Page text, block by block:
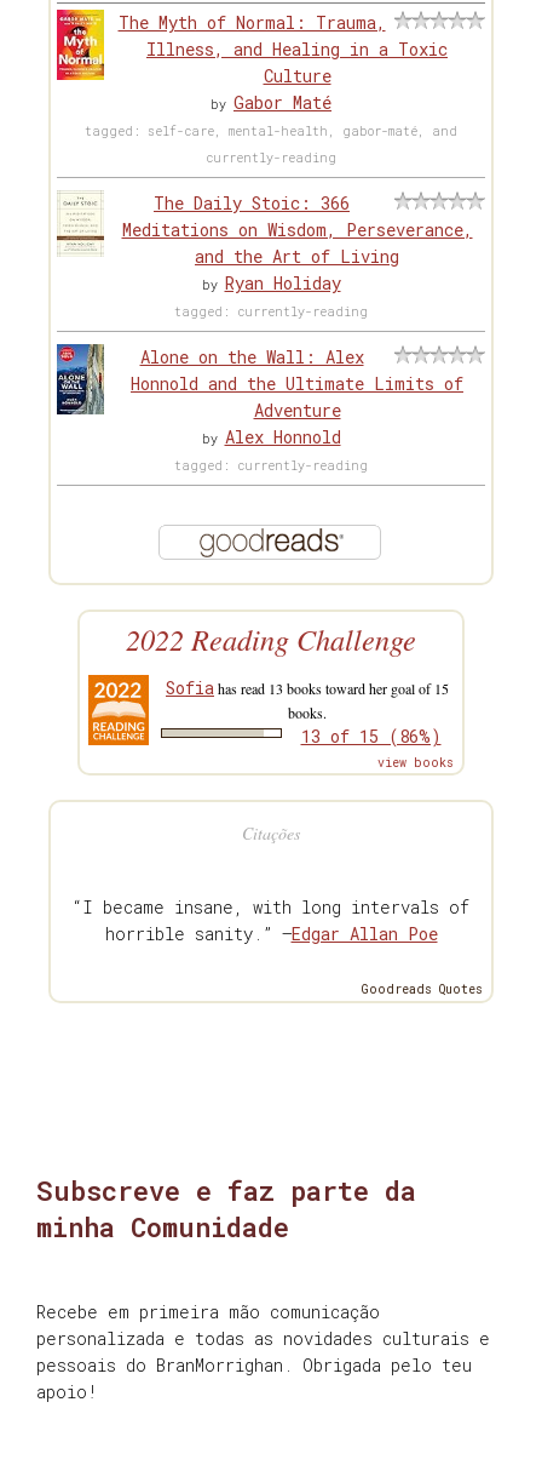
The Myth of Normal: Trauma,
Illness, and Healing in a Toxic
Culture
by Gabor Maté
tagged: self-care, mental-health, gabor-maté, and
currently-reading
The Daily Stoic: 366
Meditations on Wisdom, Perseverance,
and the Art of Living
by Ryan Holiday
tagged: currently-reading
Alone on the Wall: Alex
Honnold and the Ultimate Limits of
Adventure
by Alex Honnold
tagged: currently-reading
2022 Reading Challenge
Sofia has read 13 books toward her goal of 15
books.
13 of 15 (86%)
view books
Citações
“I became insane, with long intervals of
horrible sanity.” —Edgar Allan Poe
Goodreads Quotes
Subscreve e faz parte da
minha Comunidade
Recebe em primeira mão comunicação
personalizada e todas as novidades culturais e
pessoais do BranMorrighan. Obrigada pelo teu
apoio!